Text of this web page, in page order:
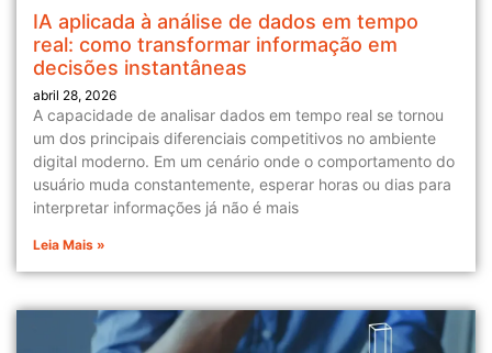
IA aplicada à análise de dados em tempo
real: como transformar informação em
decisões instantâneas
abril 28, 2026
A capacidade de analisar dados em tempo real se tornou
um dos principais diferenciais competitivos no ambiente
digital moderno. Em um cenário onde o comportamento do
usuário muda constantemente, esperar horas ou dias para
interpretar informações já não é mais
Leia Mais »